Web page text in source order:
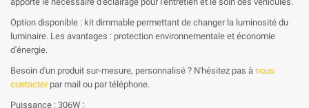
Option disponible : kit dimmable permettant de changer la luminosité du
luminaire. Les avantages : protection environnementale et économie
d'énergie.
Besoin d'un produit sur-mesure, personnalisé ? N'hésitez pas à nous
contacterpar mail ou par téléphone.
Puissance : 306W ;